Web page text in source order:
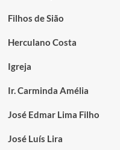
Filhos de Sião
Herculano Costa
Igreja
Ir. Carminda Amélia
José Edmar Lima Filho
José Luís Lira